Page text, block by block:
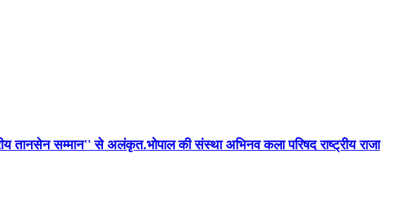
तानसेन सम्मान'' से अलंकृत.भोपाल की संस्था अभिनव कला परिषद राष्ट्रीय राजा